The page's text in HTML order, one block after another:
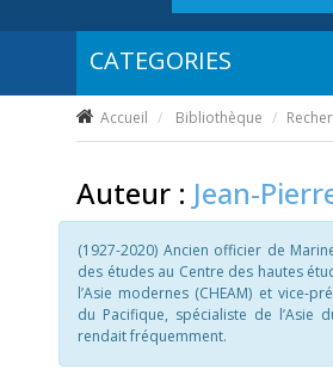
Accueil Bibliothèque
Auteur : Jean-
(1927-2020) Ancien officier de
des études au Centre des hautes
l’Asie modernes (CHEAM) et vice-
du Pacifique, spécialiste de l’Asie
rendait fréquemment.